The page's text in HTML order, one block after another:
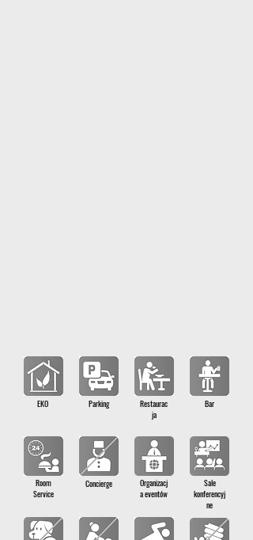
EKO Parking
Restaurac
ja
Bar
Room
Service
Concierge
Organizacj
a eventów
Sale
konferencyj
ne